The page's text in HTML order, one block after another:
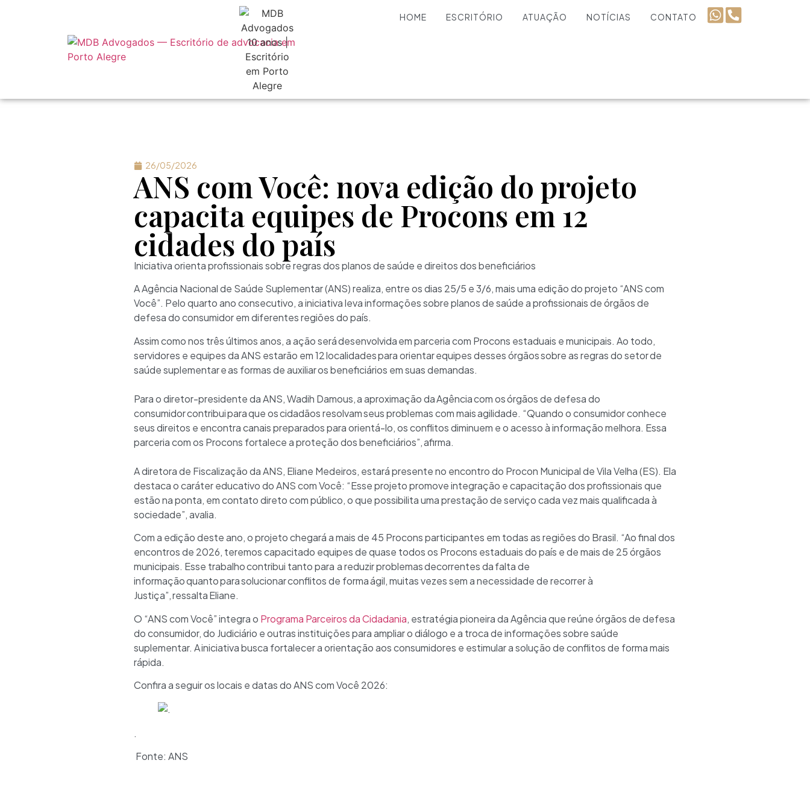
HOME ESCRITÓRIO ATUAÇÃO NOTÍCIAS CONTATO
26/05/2026
ANS com Você: nova edição do projeto
capacita equipes de Procons em 12
cidades do país
Iniciativa orienta profissionais sobre regras dos planos de saúde e direitos dos beneficiários
A Agência Nacional de Saúde Suplementar (ANS) realiza, entre os dias 25/5 e 3/6, mais uma edição do projeto “ANS com
Você”. Pelo quarto ano consecutivo, a iniciativa leva informações sobre planos de saúde a profissionais de órgãos de
defesa do consumidor em diferentes regiões do país.
Assim como nos três últimos anos, a ação será desenvolvida em parceria com Procons estaduais e municipais. Ao todo,
servidores e equipes da ANS estarão em 12 localidades para orientar equipes desses órgãos sobre as regras do setor de
saúde suplementar e as formas de auxiliar os beneficiários em suas demandas.
Para o diretor-presidente da ANS, Wadih Damous, a aproximação da Agência com os órgãos de defesa do
consumidor contribui para que os cidadãos resolvam seus problemas com mais agilidade. “Quando o consumidor conhece
seus direitos e encontra canais preparados para orientá-lo, os conflitos diminuem e o acesso à informação melhora. Essa
parceria com os Procons fortalece a proteção dos beneficiários”, afirma.
A diretora de Fiscalização da ANS, Eliane Medeiros, estará presente no encontro do Procon Municipal de Vila Velha (ES). Ela
destaca o caráter educativo do ANS com Você: “Esse projeto promove integração e capacitação dos profissionais que
estão na ponta, em contato direto com público, o que possibilita uma prestação de serviço cada vez mais qualificada à
sociedade”, avalia.
Com a edição deste ano, o projeto chegará a mais de 45 Procons participantes em todas as regiões do Brasil. “Ao final dos
encontros de 2026, teremos capacitado equipes de quase todos os Procons estaduais do país e de mais de 25 órgãos
municipais. Esse trabalho contribui tanto para a reduzir problemas decorrentes da falta de
informação quanto para solucionar conflitos de forma ágil, muitas vezes sem a necessidade de recorrer à
Justiça”, ressalta Eliane.
O “ANS com Você” integra o Programa Parceiros da Cidadania, estratégia pioneira da Agência que reúne órgãos de defesa
do consumidor, do Judiciário e outras instituições para ampliar o diálogo e a troca de informações sobre saúde
suplementar. A iniciativa busca fortalecer a orientação aos consumidores e estimular a solução de conflitos de forma mais
rápida.
Confira a seguir os locais e datas do ANS com Você 2026:
.
Fonte: ANS